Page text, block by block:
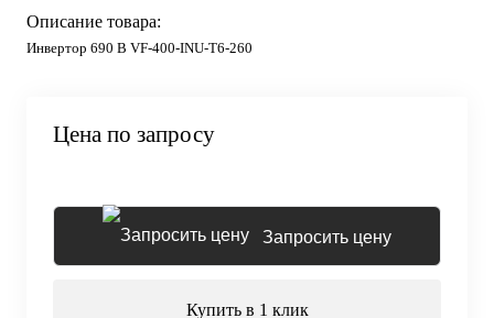
Описание товара:
Инвертор 690 В VF-400-INU-T6-260
Цена по запросу
Запросить цену
Купить в 1 клик